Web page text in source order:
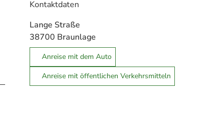
Kontaktdaten
Lange Straße
38700 Braunlage
Anreise mit dem Auto
Anreise mit öffentlichen Verkehrsmitteln